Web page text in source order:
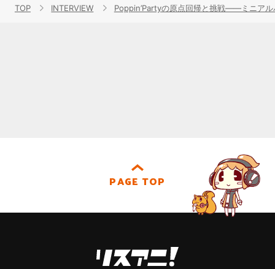
TOP INTERVIEW Poppin’Partyの原点回帰と挑戦――ミニア
PAGE TOP